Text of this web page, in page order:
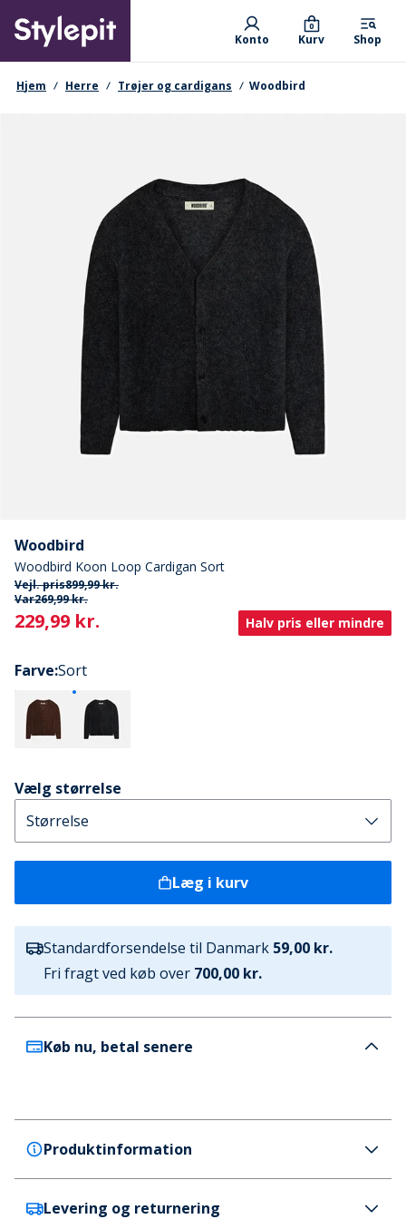
main
content
Primary departments
Konto Kurv
0
Shop
navigationssti
Hjem Herre Trøjer og cardigans Woodbird
Woodbird
Woodbird Koon Loop Cardigan Sort
Vejl. pris899,99 kr.
Var269,99 kr.
Current
229,99 kr. Halv pris eller mindre
Farve:Sort
Vælg størrelse
Læg i kurv
Standardforsendelse til Danmark 59,00 kr.
Fri fragt ved køb over 700,00 kr.
Køb nu, betal senere
Produktinformation
Woodbird
Levering og returnering